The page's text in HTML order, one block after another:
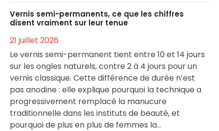
Vernis semi-permanents, ce que les chiffres
disent vraiment sur leur tenue
21 juillet 2026
Le vernis semi-permanent tient entre 10 et 14 jours
sur les ongles naturels, contre 2 à 4 jours pour un
vernis classique. Cette différence de durée n’est
pas anodine : elle explique pourquoi la technique a
progressivement remplacé la manucure
traditionnelle dans les instituts de beauté, et
pourquoi de plus en plus de femmes la…